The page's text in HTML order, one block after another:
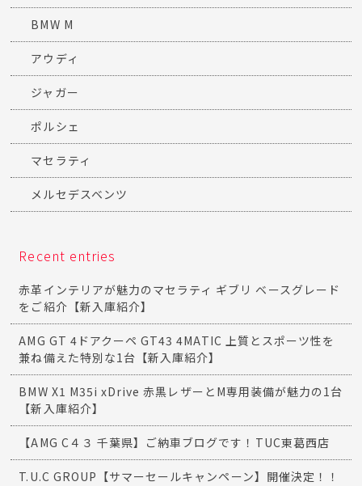
BMW M
アウディ
ジャガー
ポルシェ
マセラティ
メルセデスベンツ
Recent entries
赤革インテリアが魅力のマセラティ ギブリ ベースグレード
をご紹介【新入庫紹介】
AMG GT 4ドアクーペ GT43 4MATIC 上質とスポーツ性を
兼ね備えた特別な1台【新入庫紹介】
BMW X1 M35i xDrive 赤黒レザーとM専用装備が魅力の1台
【新入庫紹介】
【AMG C４３ 千葉県】ご納車ブログです！TUC東葛西店
T.U.C GROUP【サマーセールキャンペーン】開催決定！！